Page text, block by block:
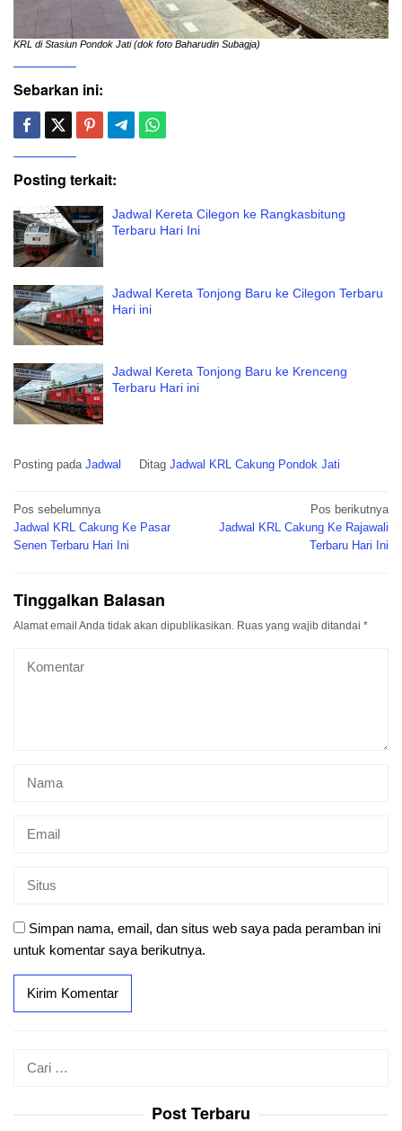
KRL di Stasiun Pondok Jati (dok foto Baharudin Subagja)
Sebarkan ini:
Posting terkait:
Jadwal Kereta Cilegon ke Rangkasbitung
Terbaru Hari Ini
Jadwal Kereta Tonjong Baru ke Cilegon Terbaru
Hari ini
Jadwal Kereta Tonjong Baru ke Krenceng
Terbaru Hari ini
Posting pada Jadwal Ditag Jadwal KRL Cakung Pondok Jati
Navigasi
pos
Pos sebelumnya
Jadwal KRL Cakung Ke Pasar
Senen Terbaru Hari Ini
Pos berikutnya
Jadwal KRL Cakung Ke Rajawali
Terbaru Hari Ini
Tinggalkan Balasan
Alamat email Anda tidak akan dipublikasikan. Ruas yang wajib ditandai *
Simpan nama, email, dan situs web saya pada peramban ini
untuk komentar saya berikutnya.
Post Terbaru